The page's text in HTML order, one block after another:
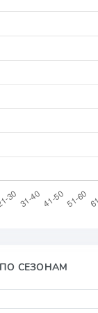
СЕЗОНАМ